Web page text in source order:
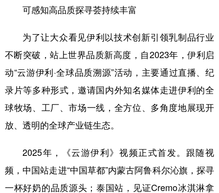
可感知高品质探寻荟持续丰富
为了让大众看见伊利以技术创新引领乳制品行业
不断突破，站上世界品质新高度，自2023年，伊利启
动“云游伊利·全球品质溯源”活动，主要通过直播、纪
录片等多种形式，邀请国内外知名媒体走进伊利的全
球牧场、工厂、市场一线，全方位、多角度地展现开
放、透明的全球产业链生态。
2025年，《云游伊利》视频正式首发。跟随视
频，中国站走进“中国草都”内蒙古阿鲁科尔沁旗，探寻
一杯好奶的品质源头；泰国站，见证Cremo冰淇淋拿